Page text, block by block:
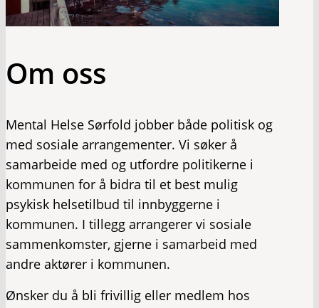
Om oss
Mental Helse Sørfold jobber både politisk og
med sosiale arrangementer. Vi søker å
samarbeide med og utfordre politikerne i
kommunen for å bidra til et best mulig
psykisk helsetilbud til innbyggerne i
kommunen. I tillegg arrangerer vi sosiale
sammenkomster, gjerne i samarbeid med
andre aktører i kommunen.
Ønsker du å bli frivillig eller medlem hos